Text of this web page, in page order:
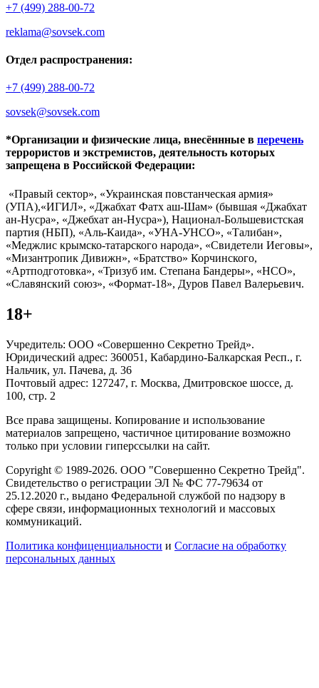
+7 (499) 288-00-72
reklama@sovsek.com
Отдел распространения:
+7 (499) 288-00-72
sovsek@sovsek.com
*Организации и физические лица, внесённные в перечень
террористов и экстремистов, деятельность которых
запрещена в Российской Федерации:
«Правый сектор», «Украинская повстанческая армия»
(УПА),«ИГИЛ», «Джабхат Фатх аш-Шам» (бывшая «Джабхат
ан-Нусра», «Джебхат ан-Нусра»), Национал-Большевистская
партия (НБП), «Аль-Каида», «УНА-УНСО», «Талибан»,
«Меджлис крымско-татарского народа», «Свидетели Иеговы»,
«Мизантропик Дивижн», «Братство» Корчинского,
«Артподготовка», «Тризуб им. Степана Бандеры», «НСО»,
«Славянский союз», «Формат-18», Дуров Павел Валерьевич.
18+
Учредитель: ООО «Совершенно Секретно Трейд».
Юридический адрес: 360051, Кабардино-Балкарская Респ., г.
Нальчик, ул. Пачева, д. 36
Почтовый адрес: 127247, г. Москва, Дмитровское шоссе, д.
100, стр. 2
Все права защищены. Копирование и использование
материалов запрещено, частичное цитирование возможно
только при условии гиперссылки на сайт.
Copyright © 1989-2026. ООО "Совершенно Секретно Трейд".
Свидетельство о регистрации ЭЛ № ФС 77-79634 от
25.12.2020 г., выдано Федеральной службой по надзору в
сфере связи, информационных технологий и массовых
коммуникаций.
Политика конфиценциальности и Согласие на обработку
персональных данных